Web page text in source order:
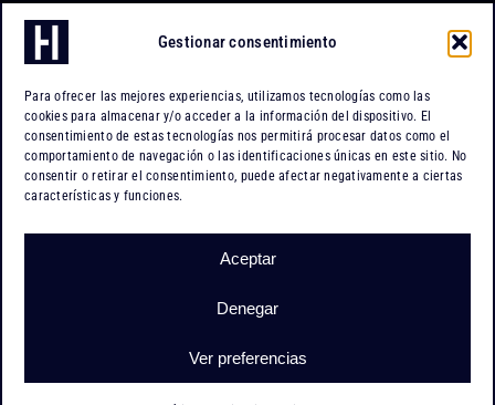
Gestionar consentimiento
Para ofrecer las mejores experiencias, utilizamos tecnologías como las
cookies para almacenar y/o acceder a la información del dispositivo. El
consentimiento de estas tecnologías nos permitirá procesar datos como el
comportamiento de navegación o las identificaciones únicas en este sitio. No
consentir o retirar el consentimiento, puede afectar negativamente a ciertas
características y funciones.
Aceptar
Denegar
Ver preferencias
Hierros Iserte
Po. Ind. Can Tapiola
08110 Montcada i Reixac
Barcelona
Diseño web: qualitystudio